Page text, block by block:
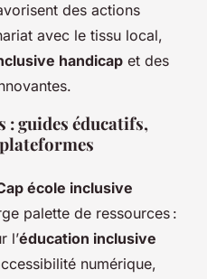
des actions
avec le tissu local,
handicap et des
: guides éducatifs,
école inclusive
palette de ressources :
l’éducation inclusive
numérique,